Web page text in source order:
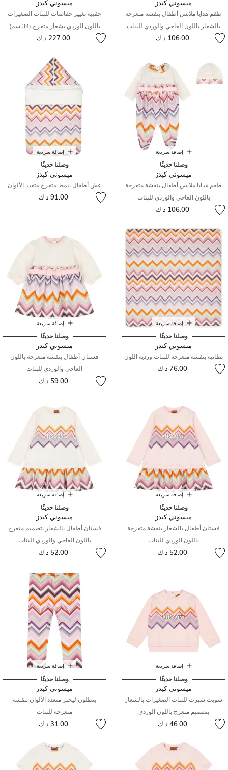
ميسوني كيدز
طقم هدايا ملابس أطفال بنقشة متعرجة
بالشعار باللون العاجي والوردي للبنات
106.00 د ك
ميسوني كيدز
حقيبة تغيير حفاضات للبنات الصغيرات
باللون الوردي بشعار متعرج (34 سم)
227.00 د ك
إضافة سريعة
وصلنا حديثًا
ميسوني كيدز
طقم هدايا ملابس أطفال بنقشة متعرجة
باللون العاجي والوردي للبنات
106.00 د ك
إضافة سريعة
وصلنا حديثًا
ميسوني كيدز
عش أطفال بنمط متعرج متعدد الألوان
91.00 د ك
إضافة سريعة
وصلنا حديثًا
ميسوني كيدز
بطانية بنقشة متعرجة للبنات وردية اللون
76.00 د ك
إضافة سريعة
وصلنا حديثًا
ميسوني كيدز
فستان أطفال بنقشة متعرجة باللون
العاجي والوردي للبنات
59.00 د ك
إضافة سريعة
وصلنا حديثًا
ميسوني كيدز
فستان أطفال بالشعار بنقشة متعرجة
باللون الوردي للبنات
52.00 د ك
إضافة سريعة
وصلنا حديثًا
ميسوني كيدز
فستان أطفال بالشعار بتصميم متعرج
باللون العاجي والوردي للبنات
52.00 د ك
إضافة سريعة
وصلنا حديثًا
ميسوني كيدز
سويت شيرت للبنات الصغيرات بالشعار
بتصميم متعرج باللون الوردي
46.00 د ك
إضافة سريعة
وصلنا حديثًا
ميسوني كيدز
بنطلون ليجنز متعدد الألوان بنقشة
متعرجة للبنات
31.00 د ك